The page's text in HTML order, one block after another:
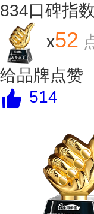
834口碑指数
x52
给品牌点赞
514